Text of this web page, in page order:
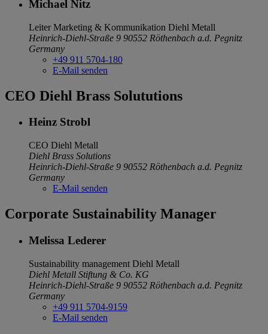
Michael Nitz
Leiter Marketing & Kommunikation Diehl Metall
Heinrich-Diehl-Straße 9 90552 Röthenbach a.d. Pegnitz
Germany
+49 911 5704-180
E-Mail senden
CEO Diehl Brass Solututions
Heinz Strobl
CEO Diehl Metall
Diehl Brass Solutions
Heinrich-Diehl-Straße 9 90552 Röthenbach a.d. Pegnitz
Germany
E-Mail senden
Corporate Sustainability Manager
Melissa Lederer
Sustainability management Diehl Metall
Diehl Metall Stiftung & Co. KG
Heinrich-Diehl-Straße 9 90552 Röthenbach a.d. Pegnitz
Germany
+49 911 5704-9159
E-Mail senden